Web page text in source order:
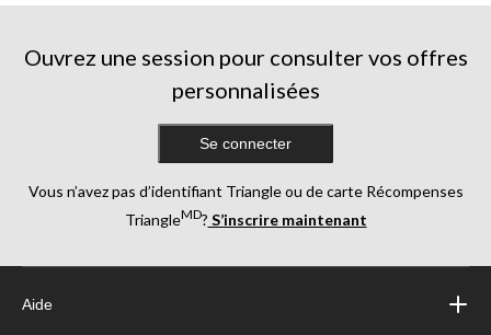
Ouvrez une session pour consulter vos offres
personnalisées
Se connecter
Vous n’avez pas d’identifiant Triangle ou de carte Récompenses
TriangleMD? S’inscrire maintenant
Aide